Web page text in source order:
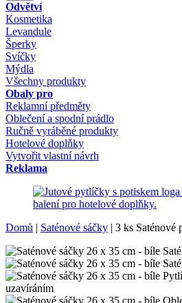
Odvětví
Kosmetika
Levandule
Šperky
Svíčky
Mýdla
Všechny produkty
Obaly pro
Reklamní předměty
Oblečení a spodní prádlo
Ručně vyráběné produkty
Hotelové doplňky
Vytvořit vlastní návrh
Reklama
Domů | Saténové sáčky | 3 ks Saténové